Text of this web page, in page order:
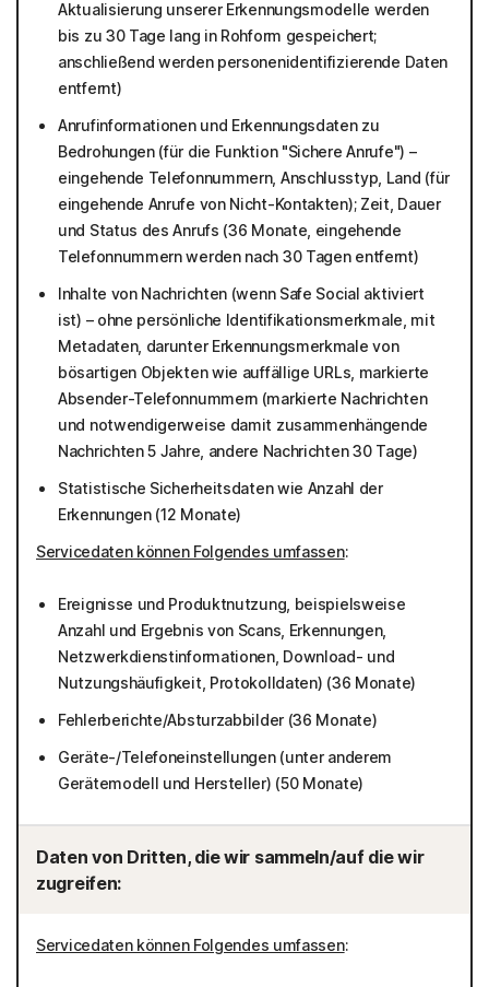
Aktualisierung unserer Erkennungsmodelle werden
bis zu 30 Tage lang in Rohform gespeichert;
anschließend werden personenidentifizierende Daten
entfernt)
Anrufinformationen und Erkennungsdaten zu
Bedrohungen (für die Funktion "Sichere Anrufe") –
eingehende Telefonnummern, Anschlusstyp, Land (für
eingehende Anrufe von Nicht-Kontakten); Zeit, Dauer
und Status des Anrufs (36 Monate, eingehende
Telefonnummern werden nach 30 Tagen entfernt)
Inhalte von Nachrichten (wenn Safe Social aktiviert
ist) – ohne persönliche Identifikationsmerkmale, mit
Metadaten, darunter Erkennungsmerkmale von
bösartigen Objekten wie auffällige URLs, markierte
Absender-Telefonnummern (markierte Nachrichten
und notwendigerweise damit zusammenhängende
Nachrichten 5 Jahre, andere Nachrichten 30 Tage)
Statistische Sicherheitsdaten wie Anzahl der
Erkennungen (12 Monate)
Servicedaten können Folgendes umfassen:
Ereignisse und Produktnutzung, beispielsweise
Anzahl und Ergebnis von Scans, Erkennungen,
Netzwerkdienstinformationen, Download- und
Nutzungshäufigkeit, Protokolldaten) (36 Monate)
Fehlerberichte/Absturzabbilder (36 Monate)
Geräte-/Telefoneinstellungen (unter anderem
Gerätemodell und Hersteller) (50 Monate)
Daten von Dritten, die wir sammeln/auf die wir
zugreifen:
Servicedaten können Folgendes umfassen: